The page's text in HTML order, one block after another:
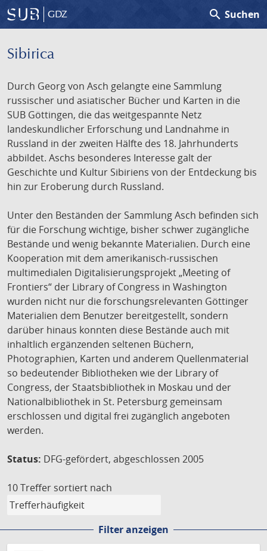
GDZ search Suchen
Sibirica
Durch Georg von Asch gelangte eine Sammlung
russischer und asiatischer Bücher und Karten in die
SUB Göttingen, die das weitgespannte Netz
landeskundlicher Erforschung und Landnahme in
Russland in der zweiten Hälfte des 18. Jahrhunderts
abbildet. Aschs besonderes Interesse galt der
Geschichte und Kultur Sibiriens von der Entdeckung bis
hin zur Eroberung durch Russland.
Unter den Beständen der Sammlung Asch befinden sich
für die Forschung wichtige, bisher schwer zugängliche
Bestände und wenig bekannte Materialien. Durch eine
Kooperation mit dem amerikanisch-russischen
multimedialen Digitalisierungsprojekt „Meeting of
Frontiers“ der Library of Congress in Washington
wurden nicht nur die forschungsrelevanten Göttinger
Materialien dem Benutzer bereitgestellt, sondern
darüber hinaus konnten diese Bestände auch mit
inhaltlich ergänzenden seltenen Büchern,
Photographien, Karten und anderem Quellenmaterial
so bedeutender Bibliotheken wie der Library of
Congress, der Staatsbibliothek in Moskau und der
Nationalbibliothek in St. Petersburg gemeinsam
erschlossen und digital frei zugänglich angeboten
werden.
Status: DFG-gefördert, abgeschlossen 2005
10 Treffer sortiert nach
Filter anzeigen